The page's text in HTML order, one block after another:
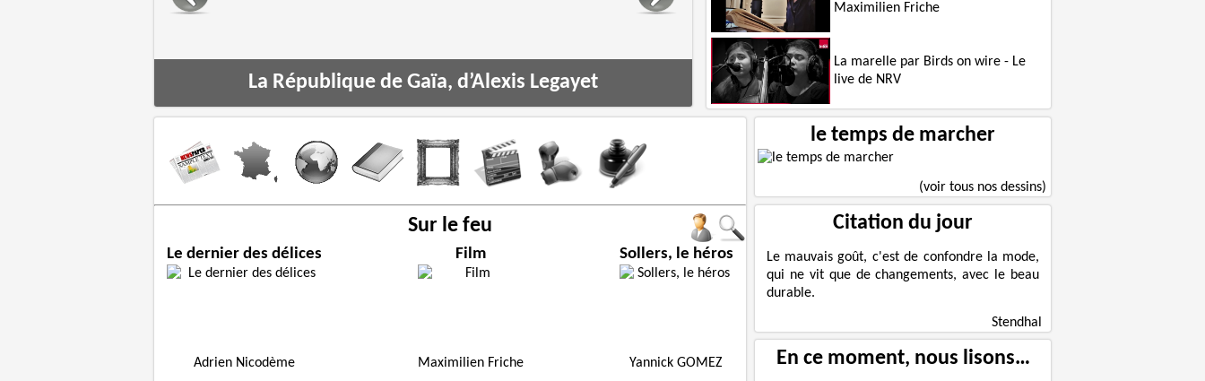
La République de Gaïa, d’Alexis Legayet
Le courage contre son époque
Maximilien Friche
La marelle par Birds on wire - Le
live de NRV
Sur le feu
Le dernier des délices
Adrien Nicodème
Film
Maximilien Friche
Sollers, le héros
Yannick GOMEZ
le temps de marcher
(voir tous nos dessins)
Citation du jour
Le mauvais goût, c'est de confondre la mode,
qui ne vit que de changements, avec le beau
durable.
Stendhal
En ce moment, nous lisons…